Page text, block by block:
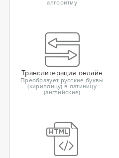
алгоритму
Транслитерация онлайн
Преобразует русские буквы
(кириллицу) в латиницу
(английские)